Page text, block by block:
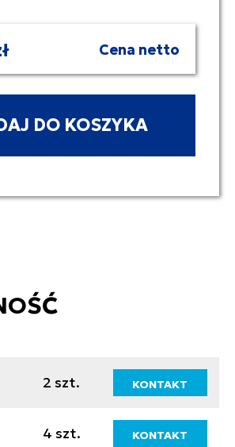
Cena netto
DO KOSZYKA
2 szt. KONTAKT
4 szt. KONTAKT